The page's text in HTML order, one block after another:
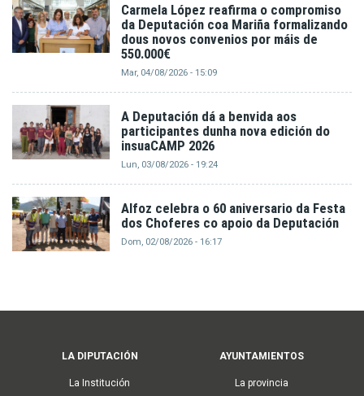
Carmela López reafirma o compromiso
da Deputación coa Mariña formalizando
dous novos convenios por máis de
550.000€
Mar, 04/08/2026 - 15:09
A Deputación dá a benvida aos
participantes dunha nova edición do
insuaCAMP 2026
Lun, 03/08/2026 - 19:24
Alfoz celebra o 60 aniversario da Festa
dos Choferes co apoio da Deputación
Dom, 02/08/2026 - 16:17
navigation
LA DIPUTACIÓN
La Institución
AYUNTAMIENTOS
La provincia